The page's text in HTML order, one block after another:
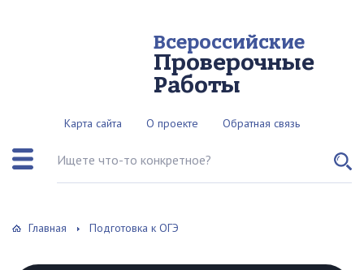
Всероссийские
Проверочные
Работы
Карта сайта О проекте Обратная связь
Поиск по сайту
Главная Подготовка к ОГЭ